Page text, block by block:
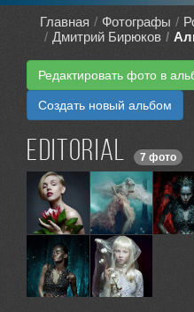
Главная Фотографы
Дмитрий Бирюков
Редактировать фото в
Создать новый альбом
Editorial 7 фото